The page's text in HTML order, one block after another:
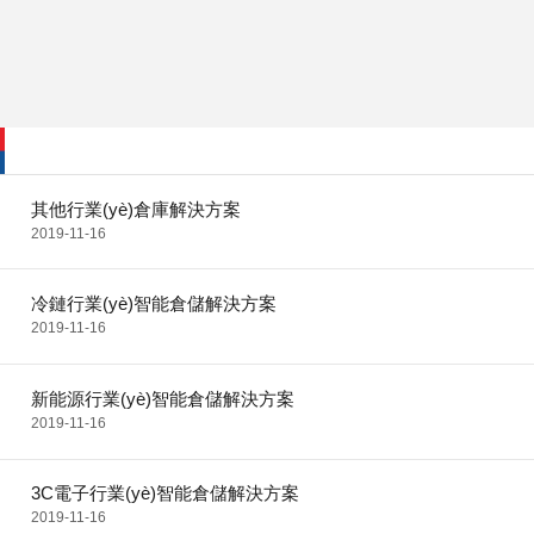
其他行業(yè)倉庫解決方案
2019-11-16
冷鏈行業(yè)智能倉儲解決方案
2019-11-16
新能源行業(yè)智能倉儲解決方案
2019-11-16
3C電子行業(yè)智能倉儲解決方案
2019-11-16